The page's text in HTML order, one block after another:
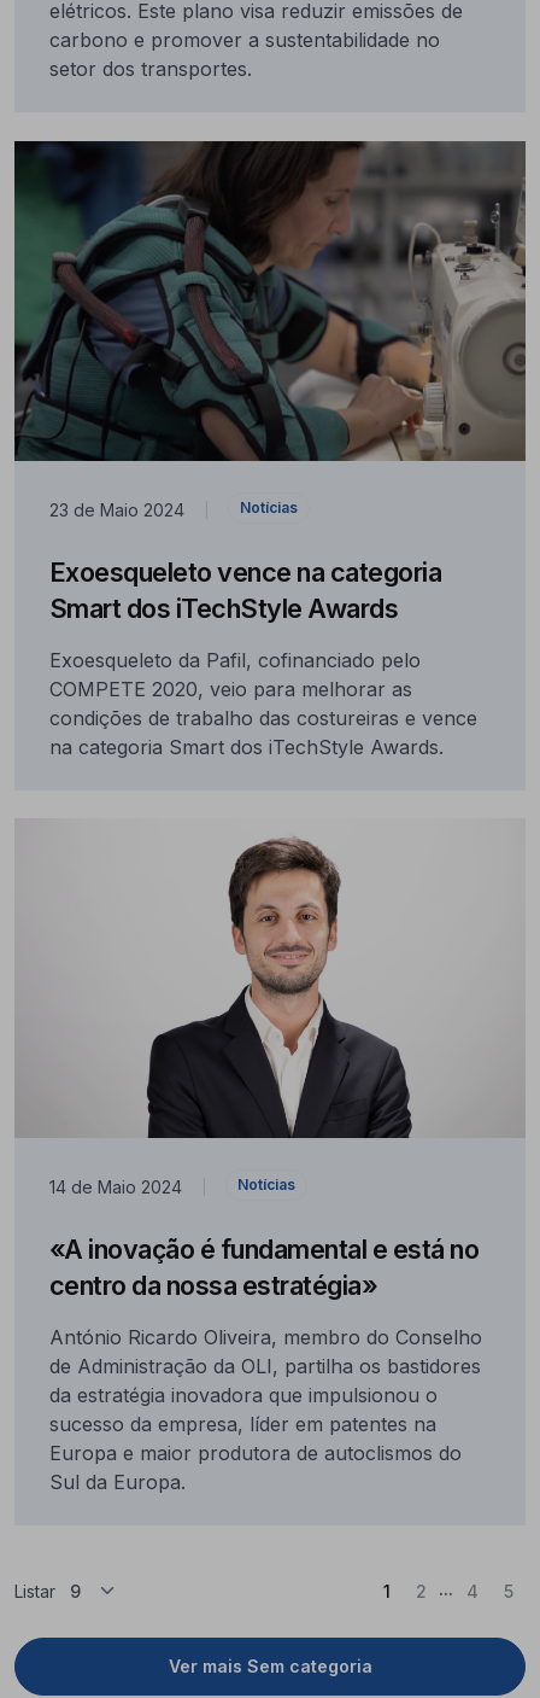
elétricos. Este plano visa reduzir emissões de
carbono e promover a sustentabilidade no
setor dos transportes.
23 de Maio 2024 Notícias
Exoesqueleto vence na categoria
Smart dos iTechStyle Awards
Exoesqueleto da Pafil, cofinanciado pelo
COMPETE 2020, veio para melhorar as
condições de trabalho das costureiras e vence
na categoria Smart dos iTechStyle Awards.
14 de Maio 2024 Notícias
«A inovação é fundamental e está no
centro da nossa estratégia»
António Ricardo Oliveira, membro do Conselho
de Administração da OLI, partilha os bastidores
da estratégia inovadora que impulsionou o
sucesso da empresa, líder em patentes na
Europa e maior produtora de autoclismos do
Sul da Europa.
Listar
Ver mais Sem categoria
1 (Atual)
2 ... 4 5